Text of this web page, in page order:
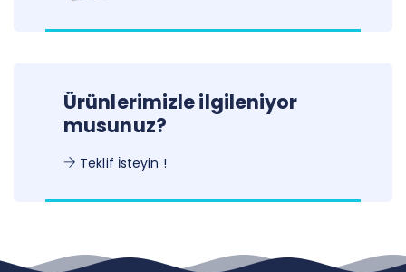
Ürünlerimizle ilgileniyor
musunuz?
Teklif İsteyin !